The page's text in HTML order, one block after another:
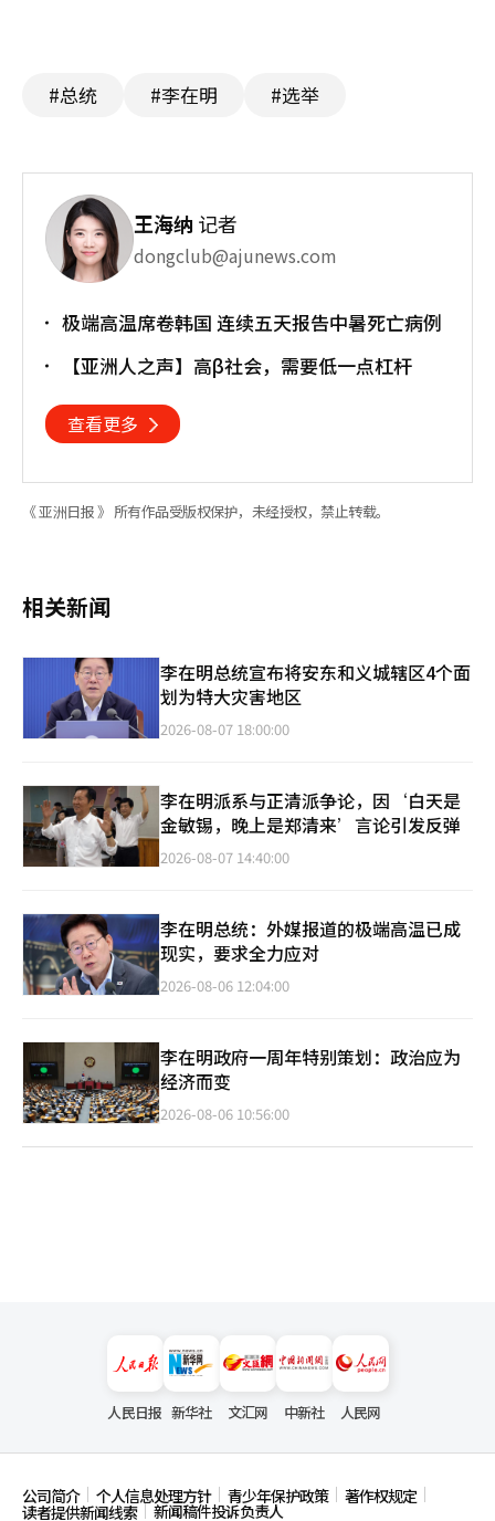
#总统 #李在明 #选举
王海纳 记者
dongclub@ajunews.com
极端高温席卷韩国 连续五天报告中暑死亡病例
【亚洲人之声】高β社会，需要低一点杠杆
查看更多
《 亚洲日报 》 所有作品受版权保护，未经授权，禁止转载。
相关新闻
李在明总统宣布将安东和义城辖区4个面
划为特大灾害地区
2026-08-07 18:00:00
李在明派系与正清派争论，因‘白天是
金敏锡，晚上是郑清来’言论引发反弹
2026-08-07 14:40:00
李在明总统：外媒报道的极端高温已成
现实，要求全力应对
2026-08-06 12:04:00
李在明政府一周年特别策划：政治应为
经济而变
2026-08-06 10:56:00
人民日报 新华社 文汇网 中新社 人民网
公司简介 个人信息处理方针 青少年保护政策 著作权规定
读者提供新闻线索
新闻稿件投诉负责人